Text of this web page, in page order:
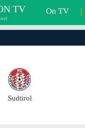
TV On TV |
Sudtirol